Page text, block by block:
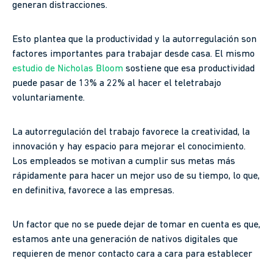
generan distracciones.
Esto plantea que la productividad y la autorregulación son
factores importantes para trabajar desde casa. El mismo
estudio de Nicholas Bloom sostiene que esa productividad
puede pasar de 13% a 22% al hacer el teletrabajo
voluntariamente.
La autorregulación del trabajo favorece la creatividad, la
innovación y hay espacio para mejorar el conocimiento.
Los empleados se motivan a cumplir sus metas más
rápidamente para hacer un mejor uso de su tiempo, lo que,
en definitiva, favorece a las empresas.
Un factor que no se puede dejar de tomar en cuenta es que,
estamos ante una generación de nativos digitales que
requieren de menor contacto cara a cara para establecer